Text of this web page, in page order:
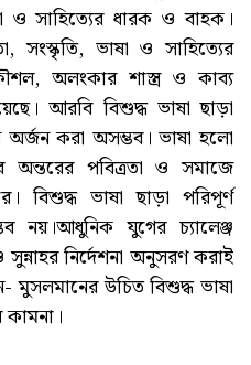
ও সাহিত্যের ধারক ও বাহক।
ভাষা ও সাহিত্যের
অলংকার শাস্ত্র ও কাব্য
আরবি বিশুদ্ধ ভাষা ছাড়া
করা অসম্ভব। ভাষা হলো
অন্তরের পবিত্রতা ও সমাজে
বিশুদ্ধ ভাষা ছাড়া পরিপূর্ণ
নয়।আধুনিক যুগের চ্যালেঞ্জ
নির্দেশনা অনুসরণ করাই
মুসলমানের উচিত বিশুদ্ধ ভাষা